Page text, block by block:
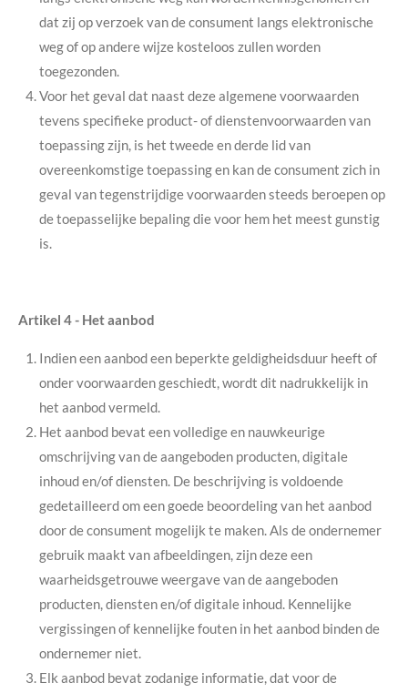
dat zij op verzoek van de consument langs elektronische
weg of op andere wijze kosteloos zullen worden
toegezonden.
Voor het geval dat naast deze algemene voorwaarden
tevens specifieke product- of dienstenvoorwaarden van
toepassing zijn, is het tweede en derde lid van
overeenkomstige toepassing en kan de consument zich in
geval van tegenstrijdige voorwaarden steeds beroepen op
de toepasselijke bepaling die voor hem het meest gunstig
is.
Artikel 4- Het aanbod
Indien een aanbod een beperkte geldigheidsduur heeft of
onder voorwaarden geschiedt, wordt dit nadrukkelijk in
het aanbod vermeld.
Het aanbod bevat een volledige en nauwkeurige
omschrijving van de aangeboden producten, digitale
inhoud en/of diensten. De beschrijving is voldoende
gedetailleerd om een goede beoordeling van het aanbod
door de consument mogelijk te maken. Als de ondernemer
gebruik maakt van afbeeldingen, zijn deze een
waarheidsgetrouwe weergave van de aangeboden
producten, diensten en/of digitale inhoud. Kennelijke
vergissingen of kennelijke fouten in het aanbod binden de
ondernemer niet.
Elk aanbod bevat zodanige informatie, dat voor de